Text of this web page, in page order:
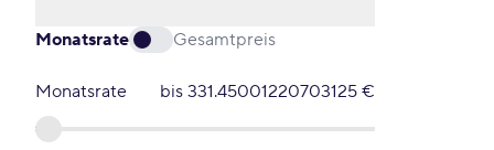
Monatsrate Gesamtpreis
Monatsrate bis 331.45001220703125 €